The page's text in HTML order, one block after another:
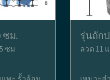
ซม.
ซม
รุ่นถัก
ลวด 11